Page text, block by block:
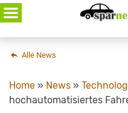
Skip
to
content
Alle News
Home » News »
hochautomatisiertes